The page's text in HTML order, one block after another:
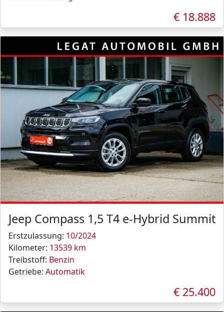
€ 18.888
Jeep Compass 1,5 T4 e-Hybrid Summit
Erstzulassung: 10/2024
Kilometer: 13539 km
Treibstoff: Benzin
Getriebe: Automatik
€ 25.400